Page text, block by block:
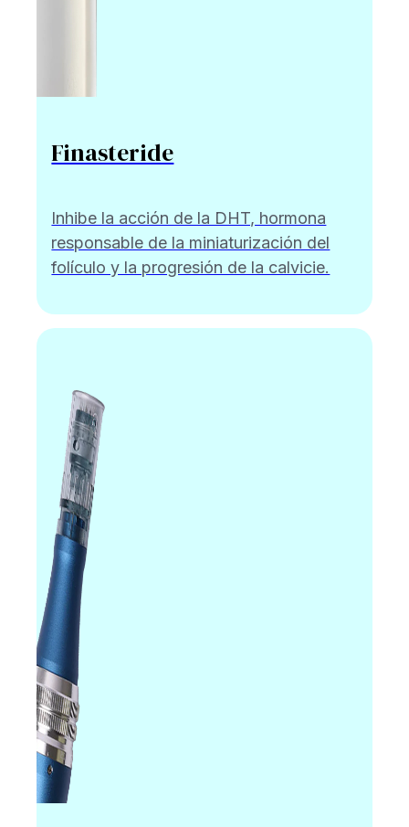
Finasteride
Inhibe la acción de la DHT, hormona
responsable de la miniaturización del
folículo y la progresión de la calvicie.